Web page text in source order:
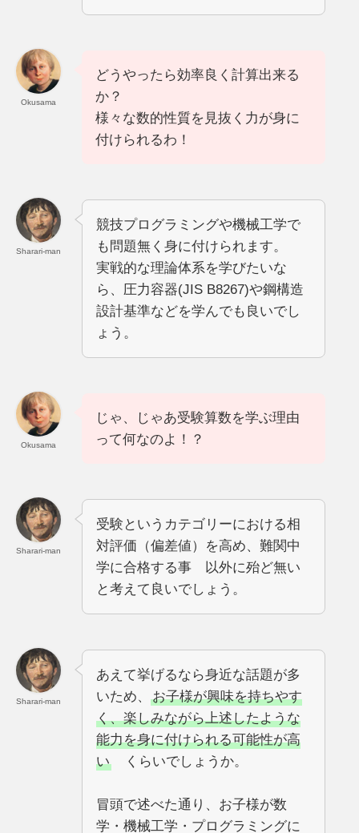
Okusama
どうやったら効率良く計算出来る
か？
様々な数的性質を見抜く力が身に
付けられるわ！
Sharari-man
競技プログラミングや機械工学で
も問題無く身に付けられます。
実戦的な理論体系を学びたいな
ら、圧力容器(JIS B8267)や鋼構造
設計基準などを学んでも良いでし
ょう。
Okusama
じゃ、じゃあ受験算数を学ぶ理由
って何なのよ！？
Sharari-man
受験というカテゴリーにおける相
対評価（偏差値）を高め、難関中
学に合格する事 以外に殆ど無い
と考えて良いでしょう。
Sharari-man
あえて挙げるなら身近な話題が多
いため、
お子様が興味を持ちやす
く、楽しみながら上述したような
能力を身に付けられる可能性が高
いくらいでしょうか。
冒頭で述べた通り、お子様が数
学・機械工学・プログラミングに